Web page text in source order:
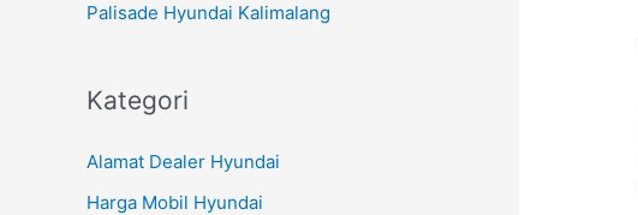
Palisade Hyundai Kalimalang
Kategori
Alamat Dealer Hyundai
Harga Mobil Hyundai